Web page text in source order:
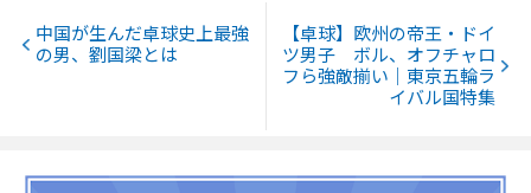
中国が生んだ卓球史上最強
の男、劉国梁とは
【卓球】欧州の帝王・ドイ
ツ男子 ボル、オフチャロ
フら強敵揃い｜東京五輪ラ
イバル国特集